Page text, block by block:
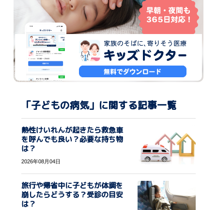
「子どもの病気」に関する記事一覧
熱性けいれんが起きたら救急車
を呼んでも良い？必要な持ち物
は？
2026年08月04日
旅行や帰省中に子どもが体調を
崩したらどうする？受診の目安
は？